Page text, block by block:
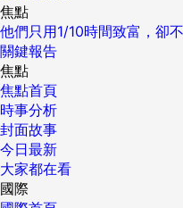
焦點
他們只用1/10時間致富，卻
關鍵報告
焦點
焦點首頁
時事分析
封面故事
今日最新
大家都在看
國際